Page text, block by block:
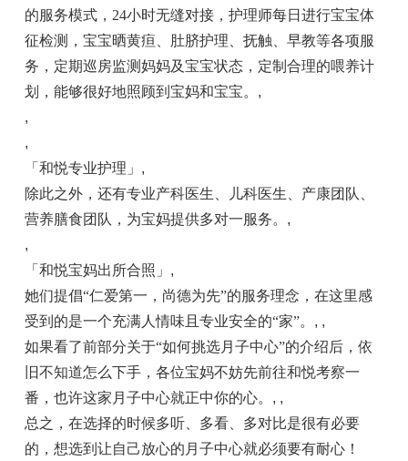
的服务模式，24小时无缝对接，护理师每日进行宝宝体
征检测，宝宝晒黄疸、肚脐护理、抚触、早教等各项服
务，定期巡房监测妈妈及宝宝状态，定制合理的喂养计
划，能够很好地照顾到宝妈和宝宝。 ,
,
,
「和悦专业护理」 ,
除此之外，还有专业产科医生、儿科医生、产康团队、
营养膳食团队，为宝妈提供多对一服务。 ,
,
「和悦宝妈出所合照」 ,
她们提倡“仁爱第一，尚德为先”的服务理念，在这里感
受到的是一个充满人情味且专业安全的“家”。 , ,
如果看了前部分关于“如何挑选月子中心”的介绍后，依
旧不知道怎么下手，各位宝妈不妨先前往和悦考察一
番，也许这家月子中心就正中你的心。 , ,
总之，在选择的时候多听、多看、多对比是很有必要
的，想选到让自己放心的月子中心就必须要有耐心！